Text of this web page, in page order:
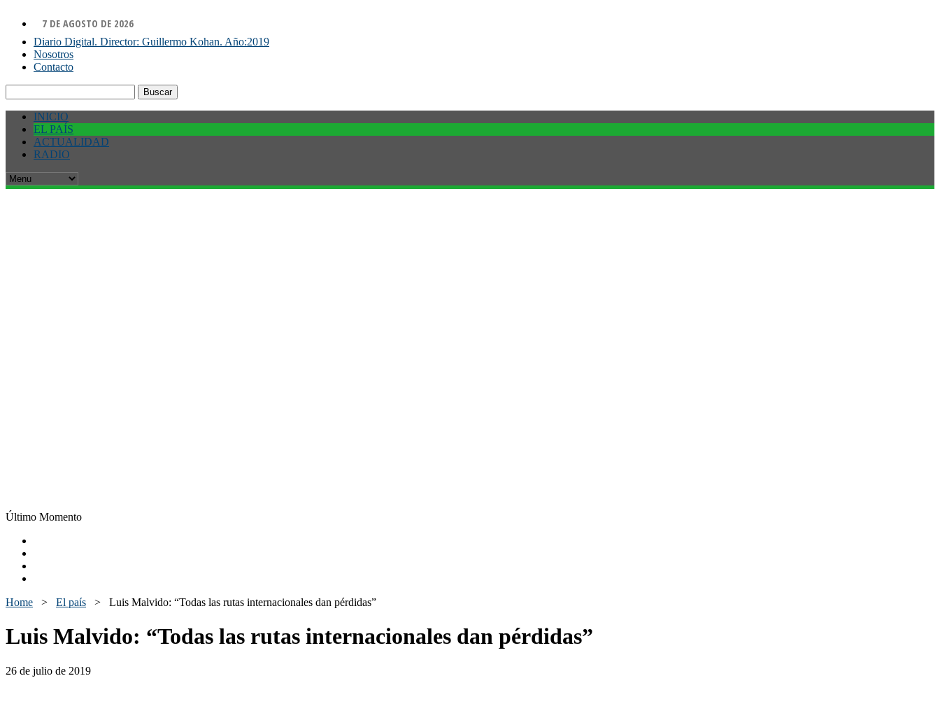
7 DE AGOSTO DE 2026
Diario Digital. Director: Guillermo Kohan. Año:2019
Nosotros
Contacto
INICIO
EL PAÍS
ACTUALIDAD
RADIO
Último Momento
Home > El país > Luis Malvido: “Todas las rutas internacionales dan pérdidas”
Luis Malvido: “Todas las rutas internacionales dan pérdidas”
26 de julio de 2019